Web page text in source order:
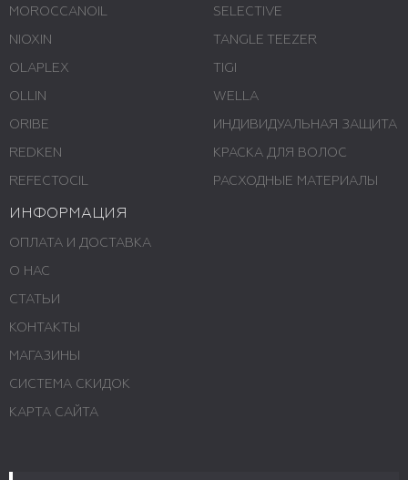
MOROCCANOIL
NIOXIN
OLAPLEX
OLLIN
ORIBE
REDKEN
REFECTOCIL
SELECTIVE
TANGLE TEEZER
TIGI
WELLA
ИНДИВИДУАЛЬНАЯ ЗАЩИТА
КРАСКА ДЛЯ ВОЛОС
РАСХОДНЫЕ МАТЕРИАЛЫ
ИНФОРМАЦИЯ
ОПЛАТА И ДОСТАВКА
О НАС
СТАТЬИ
КОНТАКТЫ
МАГАЗИНЫ
СИСТЕМА СКИДОК
КАРТА САЙТА